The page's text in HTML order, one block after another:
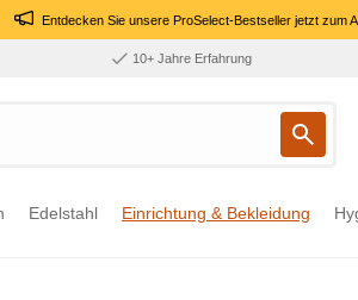
Entdecken Sie unsere ProSelect-Bestseller jetzt zum
10+ Jahre Erfahrung
Edelstahl Einrichtung & Bekleidung